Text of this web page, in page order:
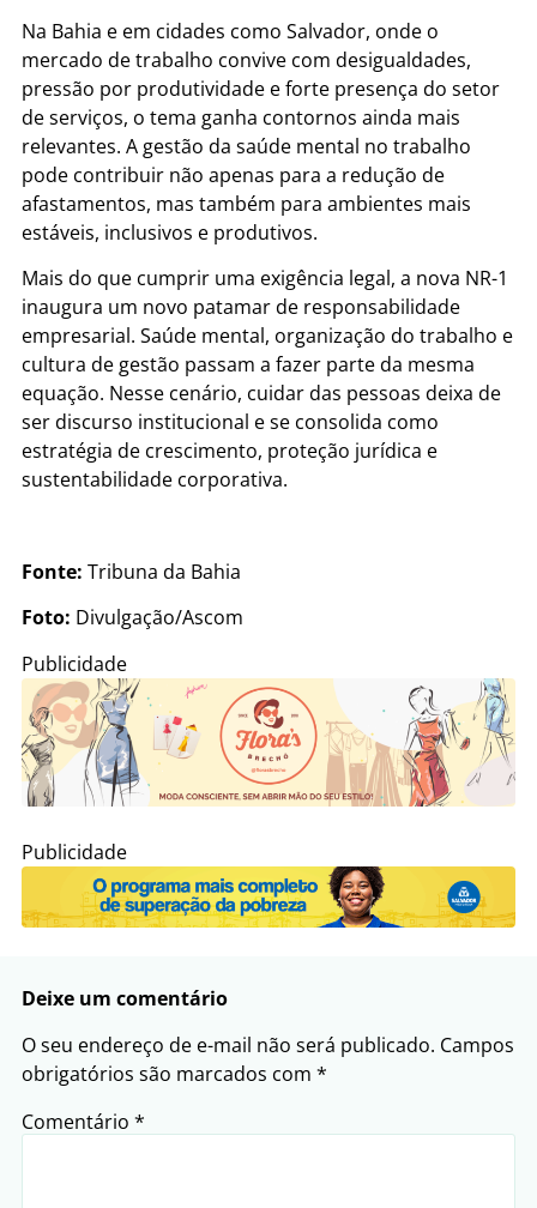
Na Bahia e em cidades como Salvador, onde o
mercado de trabalho convive com desigualdades,
pressão por produtividade e forte presença do setor
de serviços, o tema ganha contornos ainda mais
relevantes. A gestão da saúde mental no trabalho
pode contribuir não apenas para a redução de
afastamentos, mas também para ambientes mais
estáveis, inclusivos e produtivos.
Mais do que cumprir uma exigência legal, a nova NR-1
inaugura um novo patamar de responsabilidade
empresarial. Saúde mental, organização do trabalho e
cultura de gestão passam a fazer parte da mesma
equação. Nesse cenário, cuidar das pessoas deixa de
ser discurso institucional e se consolida como
estratégia de crescimento, proteção jurídica e
sustentabilidade corporativa.
Fonte: Tribuna da Bahia
Foto: Divulgação/Ascom
Publicidade
Publicidade
Deixe um comentário
O seu endereço de e-mail não será publicado. Campos
obrigatórios são marcados com *
Comentário *